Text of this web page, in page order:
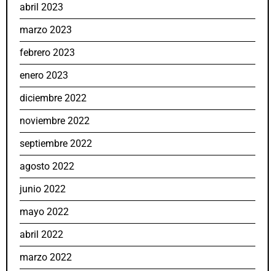
abril 2023
marzo 2023
febrero 2023
enero 2023
diciembre 2022
noviembre 2022
septiembre 2022
agosto 2022
junio 2022
mayo 2022
abril 2022
marzo 2022